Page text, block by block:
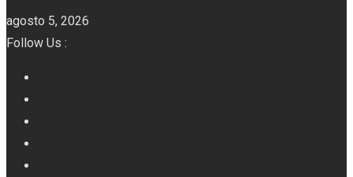
agosto 5, 2026
Follow Us :